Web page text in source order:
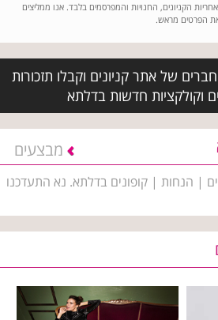
הקניונים, החנויות והמפרסמים בלבד. אנו ממליצים
הפרטים מראש.
של אתר קניונים וקבלו תזכורות
וקולקציות חדשות בדלתא
מבצעים
| הנחות | קופונים בדלתא. נא התעדכנו